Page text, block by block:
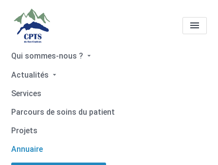
Qui sommes-nous ?
Actualités
Services
Parcours de soins du patient
Projets
Annuaire
Tous les professionnels de
Accueil
Tous les professionnels de santé